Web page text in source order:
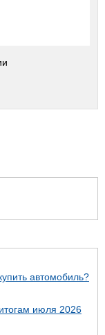
автомобиль?
июля 2026